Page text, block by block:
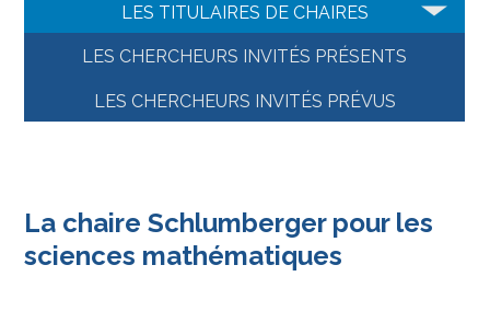
LES TITULAIRES DE CHAIRES
LES CHERCHEURS INVITÉS PRÉSENTS
LES CHERCHEURS INVITÉS PRÉVUS
La chaire Schlumberger pour les
sciences mathématiques